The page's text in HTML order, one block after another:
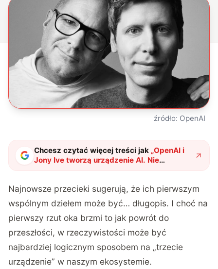
źródło: OpenAI
Chcesz czytać więcej treści jak „OpenAI i
Jony Ive tworzą urządzenie AI. Nie
uwierzysz, co to będzie"?
Najnowsze przecieki sugerują, że ich pierwszym
wspólnym dziełem może być… długopis. I choć na
pierwszy rzut oka brzmi to jak powrót do
przeszłości, w rzeczywistości może być
najbardziej logicznym sposobem na „trzecie
urządzenie” w naszym ekosystemie.